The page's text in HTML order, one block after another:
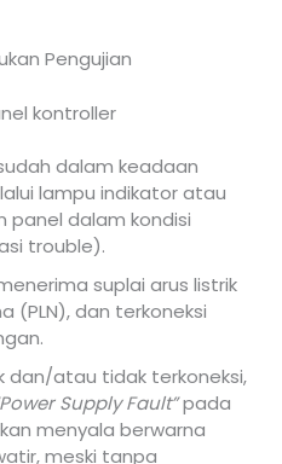
Pengujian
kontroller
dalam keadaan
lampu indikator atau
panel dalam kondisi
trouble).
suplai arus listrik
(PLN), dan terkoneksi
dan/atau tidak terkoneksi,
Supply Fault”pada
menyala berwarna
meski tanpa